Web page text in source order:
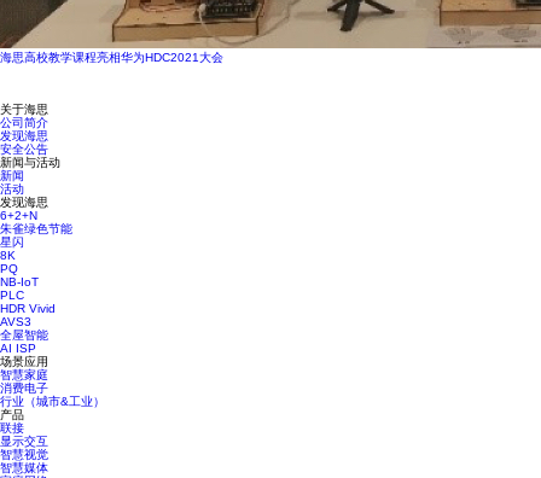
海思高校教学课程亮相华为HDC2021大会
关于海思
公司简介
发现海思
安全公告
新闻与活动
新闻
活动
发现海思
6+2+N
朱雀绿色节能
星闪
8K
PQ
NB-IoT
PLC
HDR Vivid
AVS3
全屋智能
AI ISP
场景应用
智慧家庭
消费电子
行业（城市&工业）
产品
联接
显示交互
智慧视觉
智慧媒体